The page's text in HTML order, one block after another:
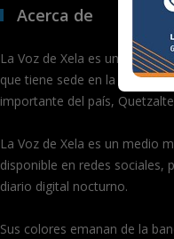
Acerca de
La Voz de Xela es un medio
que tiene sede en la segunda
importante del país,
La Voz de Xela es un medio
disponible en redes sociales,
diario digital nocturno.
Sus colores emanan de la